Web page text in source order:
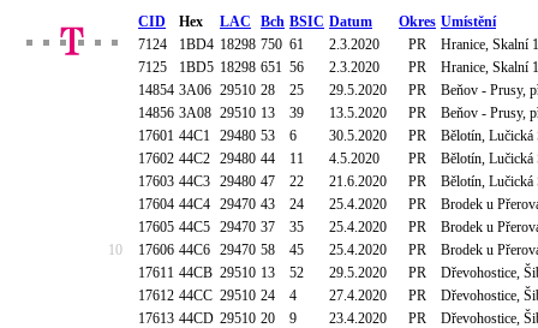
CID Hex LAC Bch BSIC Datum Okres Umístění
7124
1BD4 18298 750 61 2.3.2020 PR
Hranice, Skalní
7125
1BD5 18298 651 56 2.3.2020 PR
Hranice, Skalní
14854 3A06 29510 28 25 29.5.2020 PR
Beňov - Prusy,
14856 3A08 29510 13 39 13.5.2020 PR
Beňov - Prusy,
17601 44C1 29480 53 6 30.5.2020 PR
Bělotín, Lučická
17602 44C2 29480 44 11 4.5.2020 PR
Bělotín, Lučická
17603 44C3 29480 47 22 21.6.2020 PR
Bělotín, Lučická
17604 44C4 29470 43 24 25.4.2020 PR
Brodek u
17605 44C5 29470 37 35 25.4.2020 PR
Brodek u
10
17606 44C6 29470 58 45 25.4.2020 PR
Brodek u
17611 44CB 29510 13 52 29.5.2020 PR
Dřevohostice,
17612 44CC 29510 24 4 27.4.2020 PR
Dřevohostice,
17613 44CD 29510 20 9 23.4.2020 PR
Dřevohostice,